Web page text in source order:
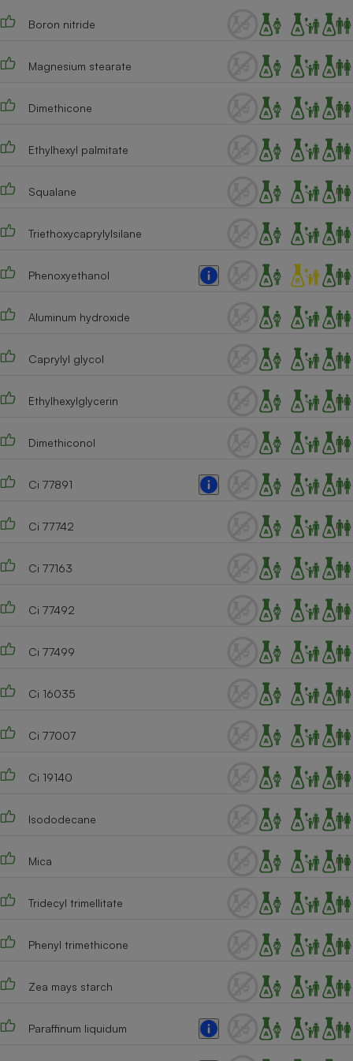
Boron nitride
Magnesium stearate
Dimethicone
Ethylhexyl palmitate
Squalane
Triethoxycaprylylsilane
Phenoxyethanol
Aluminum hydroxide
Caprylyl glycol
Ethylhexylglycerin
Dimethiconol
Ci 77891
Ci 77742
Ci 77163
Ci 77492
Ci 77499
Ci 16035
Ci 77007
Ci 19140
Isododecane
Mica
Tridecyl trimellitate
Phenyl trimethicone
Zea mays starch
Paraffinum liquidum
Plaque de cuisson à
Climatiseur -
Ventilateur
Robot ménager
Téléphone mobile -
Smartphone
Antivirus
Climatiseur -